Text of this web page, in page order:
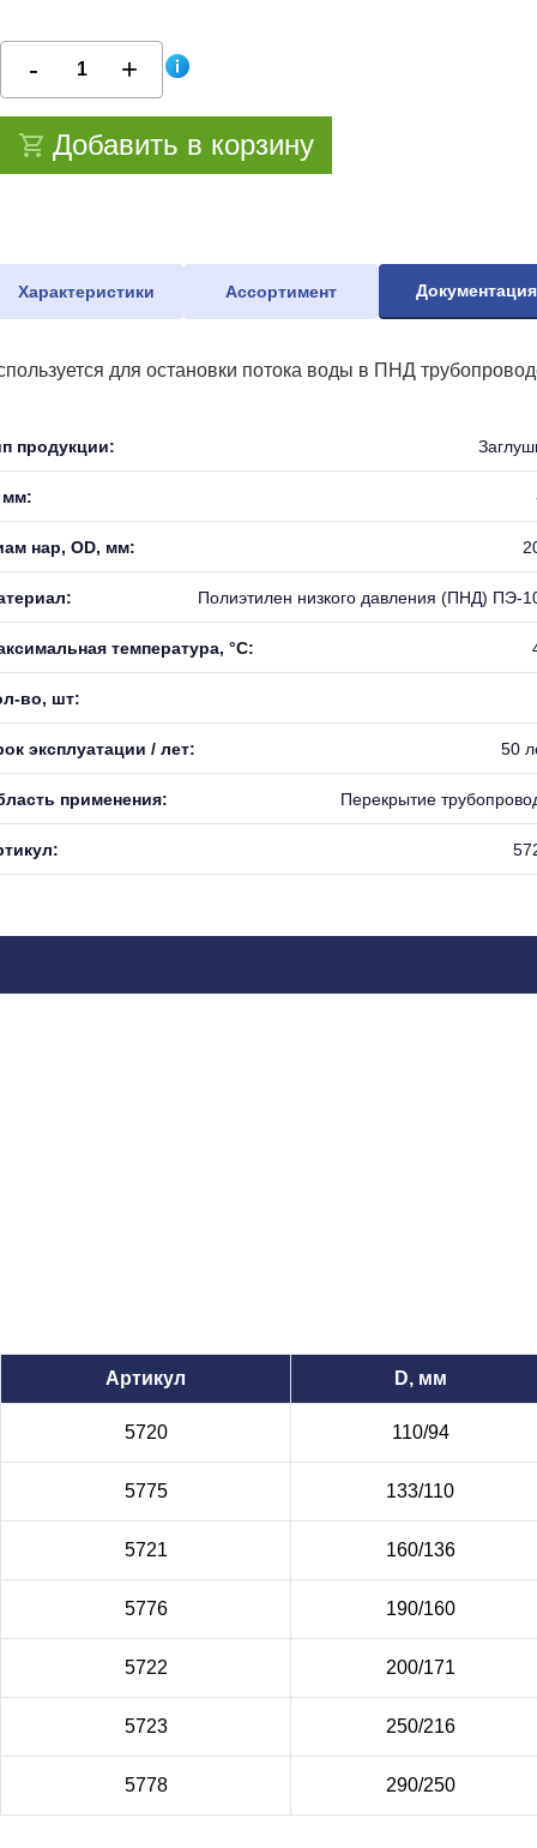
Добавить в корзину
Характеристики Ассортимент Документация
для остановки потока воды в ПНД
продукции:
мм:
нар, OD, мм:
Полиэтилен низкого давления (ПНД) ПЭ-
температура, °С:
во, шт:
эксплуатации / лет: 50
применения: Перекрытие
Артикул D, мм
5720 110/94
5775 133/110
5721 160/136
5776 190/160
5722 200/171
5723 250/216
5778 290/250